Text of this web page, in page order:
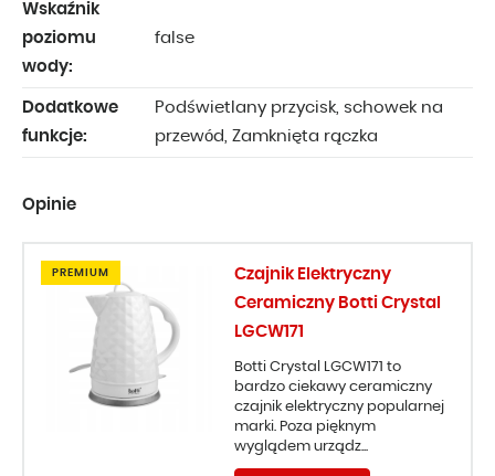
Wskaźnik
poziomu
wody:
false
Dodatkowe
funkcje:
Podświetlany przycisk, schowek na
przewód, Zamknięta rączka
Opinie
Czajnik Elektryczny
Ceramiczny Botti Crystal
LGCW171
Botti Crystal LGCW171 to
bardzo ciekawy ceramiczny
czajnik elektryczny popularnej
marki. Poza pięknym
wyglądem urządz...
PREMIUM